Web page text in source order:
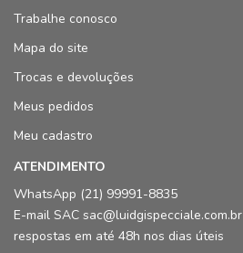
Trabalhe conosco
Mapa do site
Trocas e devoluções
Meus pedidos
Meu cadastro
ATENDIMENTO
WhatsApp (21) 99991-8835
E-mail SAC sac@luidgispecciale.com.br
respostas em até 48h nos dias úteis